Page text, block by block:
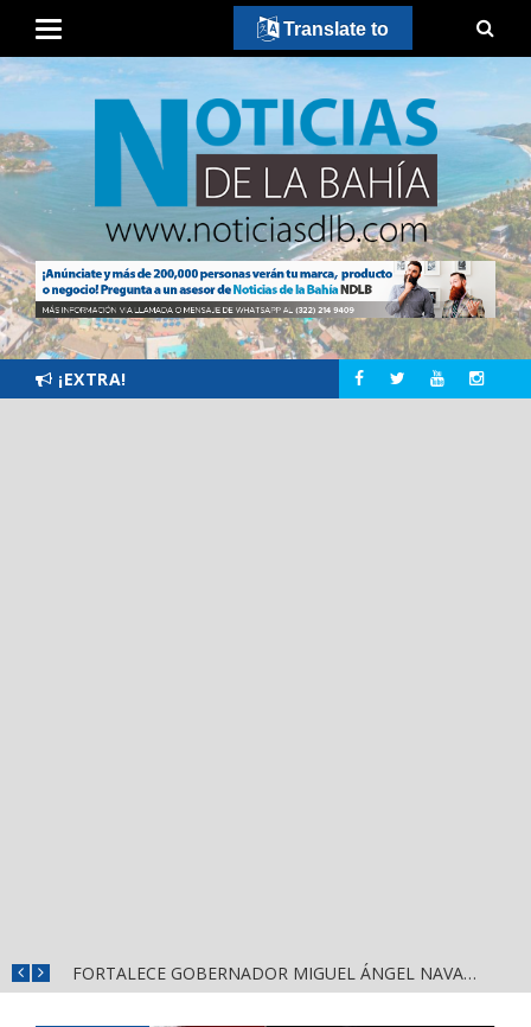
¡EXTRA!
FORTALECE GOBERNADOR MIGUEL ÁNGEL NAVARRO LA COORDINACIÓN CON EL SECTOR EDUCATIVO EN NAYARIT
Translate to